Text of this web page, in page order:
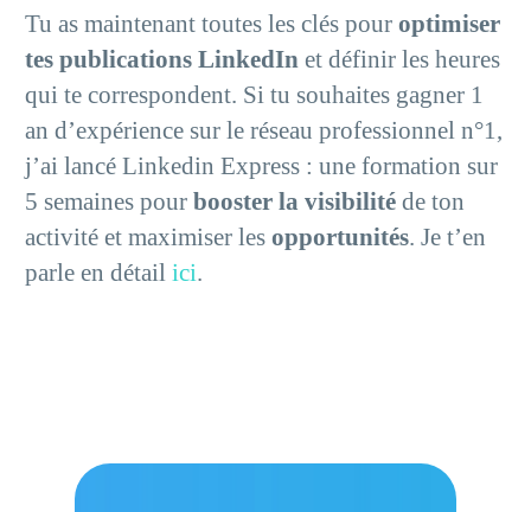
Tu as maintenant toutes les clés pour optimiser
tes publications LinkedIn et définir les heures
qui te correspondent. Si tu souhaites gagner 1
an d’expérience sur le réseau professionnel n°1,
j’ai lancé Linkedin Express : une formation sur
5 semaines pour booster la visibilité de ton
activité et maximiser les opportunités. Je t’en
parle en détail ici.